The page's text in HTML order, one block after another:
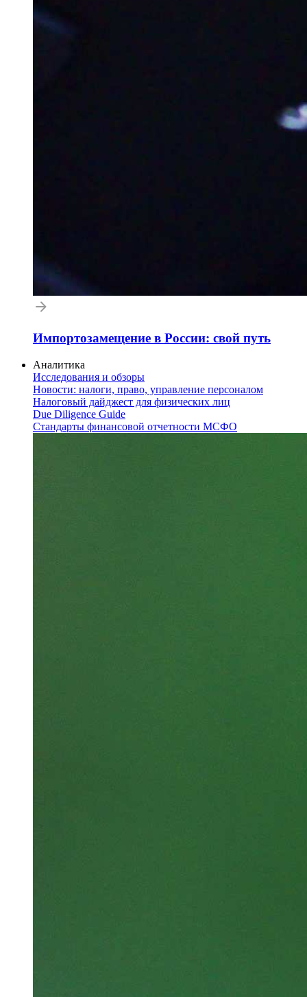
Импортозамещение в России: свой путь
Аналитика
Исследования и обзоры
Новости: налоги, право, управление персоналом
Налоговый дайджест для физических лиц
Due Diligence Guide
Стандарты финансовой отчетности МСФО